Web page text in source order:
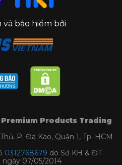
bảo hiểm bởi
Premium Products Trading
P. Đa Kao, Quận 1, Tp. HCM
0312768679 do Sở KH & ĐT
ngày 07/05/2014